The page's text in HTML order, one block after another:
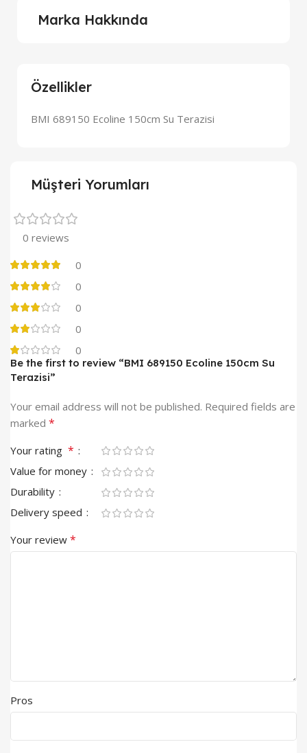
Özellikler
BMI 689150 Ecoline 150cm Su Terazisi
Marka Hakkında
Müşteri Yorumları
0 reviews
0
0
0
0
0
Be the first to review “BMI 689150 Ecoline 150cm Su
Terazisi”
Your email address will not be published. Required fields are
marked *
Your rating *
Value for money
Durability
Delivery speed
Your review *
Pros